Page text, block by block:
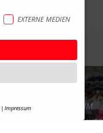
IMPRESSUM
DATENSCHUTZ
EXTERNE MEDIEN
Impressum